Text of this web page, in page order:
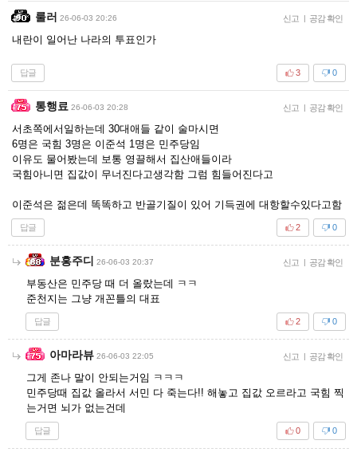
룰러 26-06-03 20:26 신고 | 공감 확인
내란이 일어난 나라의 투표인가
답글 0
3
통행료 26-06-03 20:28 신고 | 공감 확인
서초쪽에서일하는데 30대애들 같이 술마시면
6명은 국힘 3명은 이준석 1명은 민주당임
이유도 물어봤는데 보통 영끌해서 집산애들이라
국힘아니면 집값이 무너진다고생각함 그럼 힘들어진다고
이준석은 젊은데 똑똑하고 반골기질이 있어 기득권에 대항할수있다고함
답글 0
2
분홍주디 26-06-03 20:37 신고 | 공감 확인
부동산은 민주당 때 더 올랐는데 ㅋㅋ
준천지는 그냥 개꼰틀의 대표
답글 0
2
아마라뷰 26-06-03 22:05 신고 | 공감 확인
그게 존나 말이 안되는거임 ㅋㅋㅋ
민주당때 집값 올라서 서민 다 죽는다!! 해놓고 집값 오르라고 국힘 찍
는거면 뇌가 없는건데
답글 0
0